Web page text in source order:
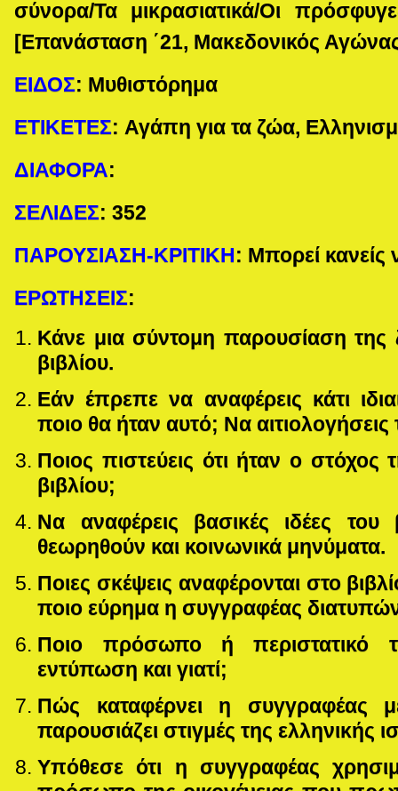
σύνορα/Τα μικρασιατικά/Οι
[Επανάσταση ΄21, Μακεδονικός
ΕΙΔΟΣ: Μυθιστόρημα
ΕΤΙΚΕΤΕΣ: Αγάπη για τα ζώα,
ΔΙΑΦΟΡΑ:
ΣΕΛΙΔΕΣ:352
ΠΑΡΟΥΣΙΑΣΗ-ΚΡΙΤΙΚΗ: Μπορεί κανείς
ΕΡΩΤΗΣΕΙΣ:
Κάνε μια σύντομη παρουσίαση
βιβλίου.
Εάν έπρεπε να αναφέρεις κάτι
ποιο θα ήταν αυτό; Να
Ποιος πιστεύεις ότι ήταν ο
βιβλίου;
Να αναφέρεις βασικές ιδέες
θεωρηθούν και κοινωνικά μηνύματα.
Ποιες σκέψεις αναφέρονται στο
ποιο εύρημα η συγγραφέας
Ποιο πρόσωπο ή περιστατικό
εντύπωση και γιατί;
Πώς καταφέρνει η συγγραφέας
παρουσιάζει στιγμές της ελληνικής
Υπόθεσε ότι η συγγραφέας